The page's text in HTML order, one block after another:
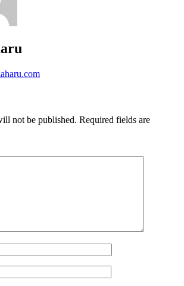
not be published. Required fields are